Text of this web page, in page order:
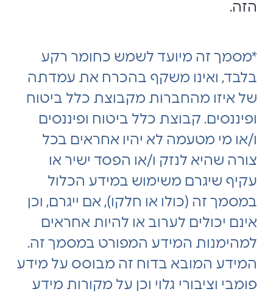
הזה.
*מסמך זה מיועד לשמש כחומר רקע
בלבד, ואינו משקף בהכרח את עמדתה
של איזו מהחברות מקבוצת כלל ביטוח
ופיננסים. קבוצת כלל ביטוח ופיננסים
ו/או מי מטעמה לא יהיו אחראים בכל
צורה שהיא לנזק ו/או הפסד ישיר או
עקיף שיגרם משימוש במידע הכלול
במסמך זה (כולו או חלקו), אם ייגרם, וכן
אינם יכולים לערוב או להיות אחראים
למהימנות המידע המפורט במסמך זה.
המידע המובא בדוח זה מבוסס על מידע
פומבי וציבורי גלוי וכן על מקורות מידע